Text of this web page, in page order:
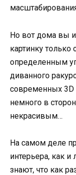
Но вот дома вы и
картинку только
определенным
диванного
современных 3D
немного в
некрасивым…
На самом деле
интерьера, как
знают, что как